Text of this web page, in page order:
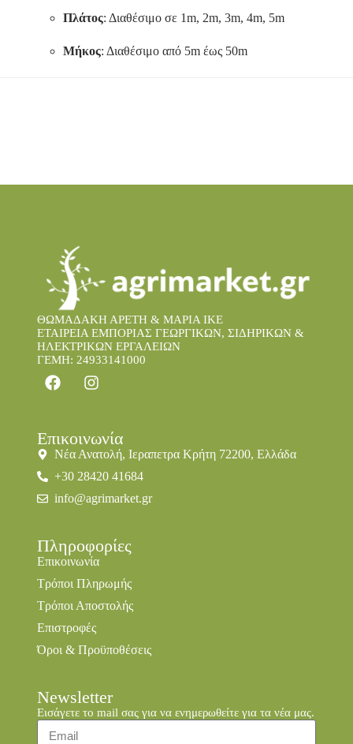
Πλάτος: Διαθέσιμο σε 1m, 2m, 3m, 4m, 5m
Μήκος: Διαθέσιμο από 5m έως 50m
ΘΩΜΑΔΑΚΗ ΑΡΕΤΗ & ΜΑΡΙΑ IKE
ΕΤΑΙΡΕΙΑ ΕΜΠΟΡΙΑΣ ΓΕΩΡΓΙΚΩΝ, ΣΙΔΗΡΙΚΩΝ &
ΗΛΕΚΤΡΙΚΩΝ ΕΡΓΑΛΕΙΩΝ
ΓΕΜΗ: 24933141000
Επικοινωνία
Νέα Ανατολή, Ιεραπετρα Κρήτη 72200, Ελλάδα
+30 28420 41684
info@agrimarket.gr
Πληροφορίες
Επικοινωνία
Τρόποι Πληρωμής
Τρόποι Αποστολής
Επιστροφές
Όροι & Προϋποθέσεις
Newsletter
Εισάγετε το mail σας για να ενημερωθείτε για τα νέα μας.